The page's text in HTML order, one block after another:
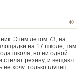
40
Этим летом 73, на
на 17 школе, там
школа, но ни одной
стелят резину, и вещают